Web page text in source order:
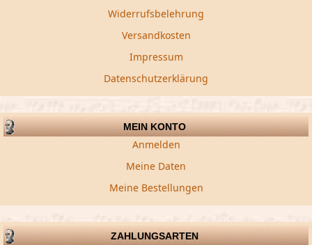
Widerrufsbelehrung
Versandkosten
Impressum
Datenschutzerklärung
MEIN KONTO
Anmelden
Meine Daten
Meine Bestellungen
ZAHLUNGSARTEN